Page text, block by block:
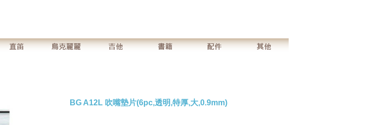
BG A12L 吹嘴墊片(6pc,透明,特厚,大,0.9mm)